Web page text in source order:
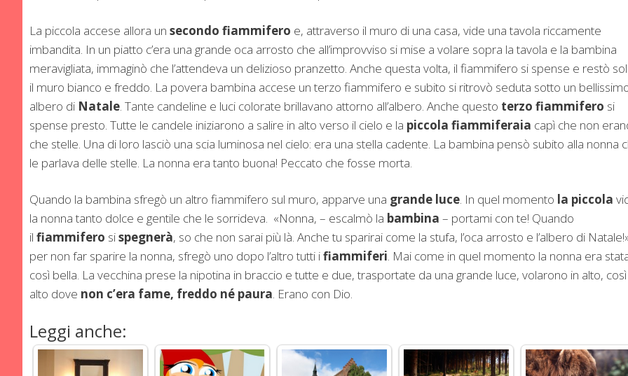
La piccola accese allora un secondo fiammifero e, attraverso il muro di una casa, vide una tavola riccamente
imbandita. In un piatto c’era una grande oca arrosto che all’improvviso si mise a volare sopra la tavola e la bambina
meravigliata, immaginò che l’attendeva un delizioso pranzetto. Anche questa volta, il fiammifero si spense e restò
il muro bianco e freddo. La povera bambina accese un terzo fiammifero e subito si ritrovò seduta sotto un
albero di Natale. Tante candeline e luci colorate brillavano attorno all’albero. Anche questo terzo fiammifero si
spense presto. Tutte le candele iniziarono a salire in alto verso il cielo e la piccola fiammiferaia capì che non
che stelle. Una di loro lasciò una scia luminosa nel cielo: era una stella cadente. La bambina pensò subito alla nonna
le parlava delle stelle. La nonna era tanto buona! Peccato che fosse morta.
Quando la bambina sfregò un altro fiammifero sul muro, apparve una grande luce. In quel momento la piccola
la nonna tanto dolce e gentile che le sorrideva. «Nonna, – escalmò la bambina – portami con te! Quando
il fiammifero sispegnerà, so che non sarai più là. Anche tu sparirai come la stufa, l’oca arrosto e l’albero di
per non far sparire la nonna, sfregò uno dopo l’altro tutti ifiammiferi. Mai come in quel momento la nonna era
così bella. La vecchina prese la nipotina in braccio e tutte e due, trasportate da una grande luce, volarono in alto, così
alto dove non c’era fame, freddo né paura. Erano con Dio.
Leggi anche: